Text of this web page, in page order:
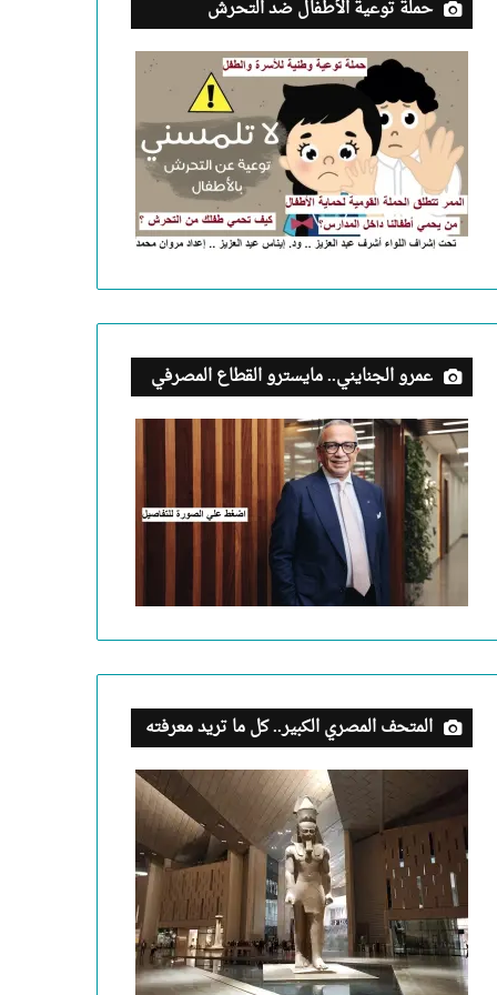
حملة توعية الأطفال ضد التحرش
عمرو الجنايني.. مايسترو القطاع المصرفي
المتحف المصري الكبير.. كل ما تريد معرفته